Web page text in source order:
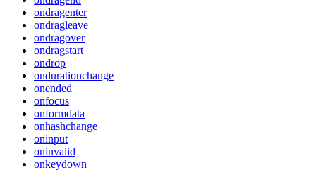
ondragenter
ondragleave
ondragover
ondragstart
ondrop
ondurationchange
onended
onfocus
onformdata
onhashchange
oninput
oninvalid
onkeydown